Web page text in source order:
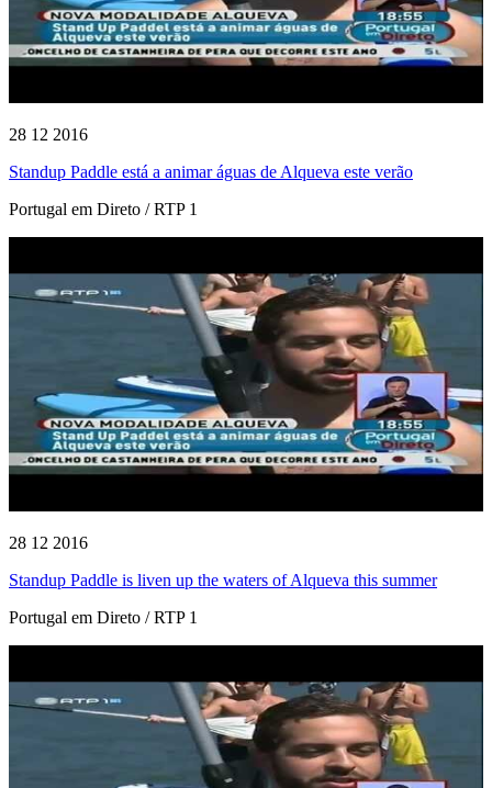
28 12 2016
Standup Paddle está a animar águas de Alqueva este verão
Portugal em Direto / RTP 1
28 12 2016
Standup Paddle is liven up the waters of Alqueva this summer
Portugal em Direto / RTP 1